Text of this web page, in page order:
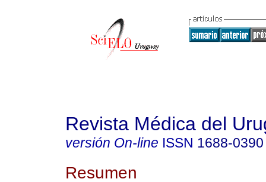
Revista Médica del
versión On-line ISSN 1688-0390
Resumen